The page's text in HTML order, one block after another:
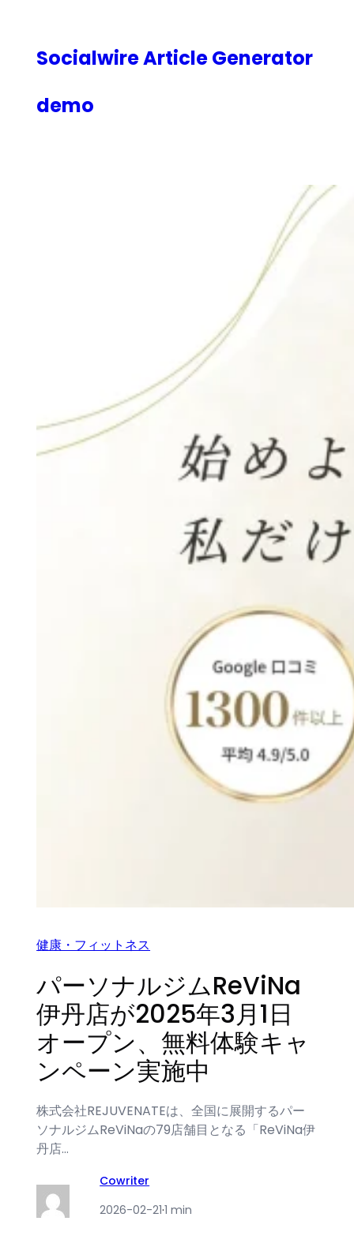
Socialwire Article Generator
demo
健康・フィットネス
パーソナルジムReViNa
伊丹店が2025年3月1日
オープン、無料体験キャ
ンペーン実施中
株式会社REJUVENATEは、全国に展開するパー
ソナルジムReViNaの79店舗目となる「ReViNa伊
丹店…
Cowriter
2026-02-21·1 min